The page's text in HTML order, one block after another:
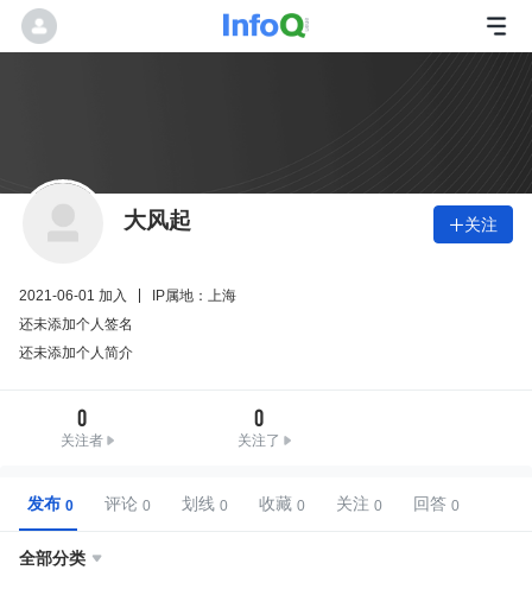
大风起 关注
2021-06-01 加入
IP属地：上海
还未添加个人签名
还未添加个人简介
0
关注者
0
关注了
发布 评论 划线 收藏 关注 回答
全部分类 